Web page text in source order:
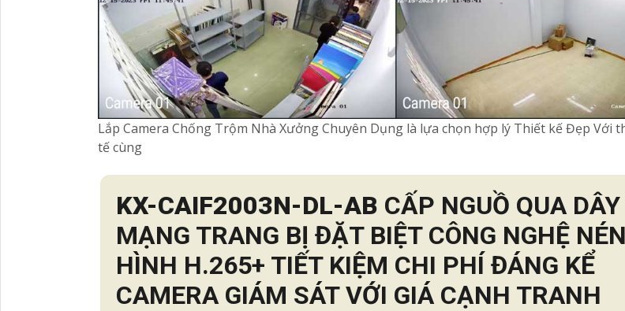
Lắp Camera Chống Trộm Nhà Xưởng Chuyên Dụng là lựa chọn hợp lý Thiết kế Đẹp Với
tế cùng
KX-CAIF2003N-DL-AB CẤP NGUỒ QUA DÂY
MẠNG TRANG BỊ ĐẶT BIỆT CÔNG NGHỆ NÉN
HÌNH H.265+ TIẾT KIỆM CHI PHÍ ĐÁNG KỂ
CAMERA GIÁM SÁT VỚI GIÁ CẠNH TRANH